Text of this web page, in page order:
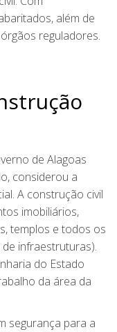
além de
reguladores.
de Alagoas
considerou a
A construção civil
imobiliários,
templos e todos os
infraestruturas).
do Estado
da área da
segurança para a